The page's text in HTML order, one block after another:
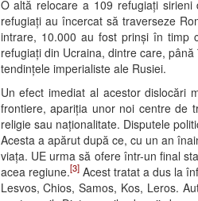
O altă relocare a 109 refugiați
refugiați au încercat să traverseze
intrare, 10.000 au fost prinși în timp
refugiați din Ucraina, dintre care,
tendințele imperialiste ale Rusiei.
Un efect imediat al acestor dislocări
frontiere, apariția unor noi centre de
religie sau naționalitate. Disputele
Acesta a apărut după ce, cu un an
viața. UE urma să ofere într-un final
acea regiune.[3]Acest tratat a dus la
Lesvos, Chios, Samos, Kos, Leros.